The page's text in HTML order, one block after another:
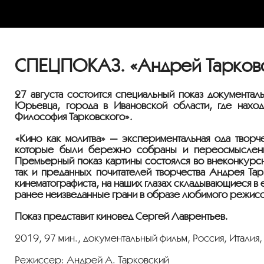
СПЕЦПОКАЗ. «Андрей
27 августа состоится специальный показ
Юрьевца, города в Ивановской области, где
Философия Тарковского».
«Кино как молитва» — экспериментальная ода
которые были бережно собраны и
Премьерный показ картины состоялся во
так и преданных почитателей творчества Андрея
кинематографиста, на наших глазах складывающиеся
ранее неизведанные грани в образе любимого
Показ представит киновед Сергей Лаврентьев.
2019, 97 мин., документальный фильм, Россия,
Режиссер: Андрей А. Тарковский